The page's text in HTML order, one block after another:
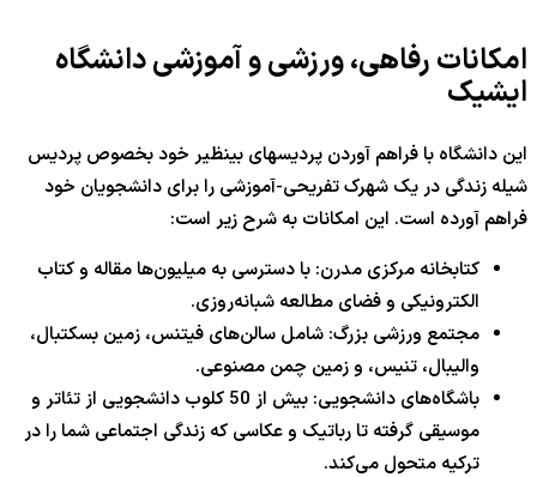
امکانات رفاهی، ورزشی و آموزشی دانشگاه
ایشیک
این دانشگاه با فراهم آوردن پردیسهای بینظیر خود بخصوص پردیس
شیله زندگی در یک شهرک تفریحی-آموزشی را برای دانشجویان خود
فراهم آورده است. این امکانات به شرح زیر است:
کتابخانه مرکزی مدرن: با دسترسی به میلیون‌ها مقاله و کتاب
الکترونیکی و فضای مطالعه شبانه‌روزی.
مجتمع ورزشی بزرگ: شامل سالن‌های فیتنس، زمین بسکتبال،
والیبال، تنیس، و زمین چمن مصنوعی.
باشگاه‌های دانشجویی: بیش از 50 کلوب دانشجویی از تئاتر و
موسیقی گرفته تا رباتیک و عکاسی که زندگی اجتماعی شما را در
ترکیه متحول می‌کند.